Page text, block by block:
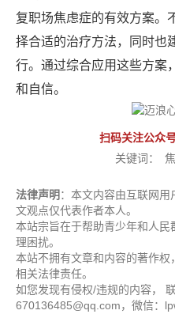
复职场焦虑症的有效方案。
择合适的治疗方法，同时也
行。通过综合应用这些方案
和自信。
扫码关注公众
关键词：
法律声明 ：本文内容由互联网
文观点仅代表作者本人。
本站宗旨在于帮助青少年和人
理困扰。
本站不拥有文章和内容的著作
相关法律责任。
如您发现有侵权/违规的内容，
670136485@qq.com，微信：